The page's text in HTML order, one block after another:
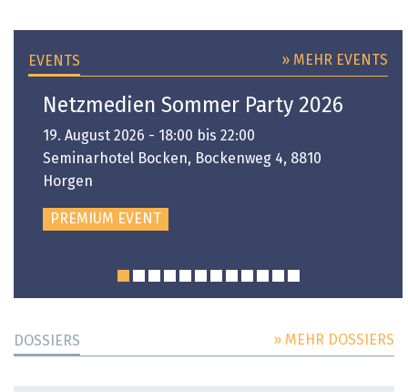
EVENTS » MEHR EVENTS
Netzmedien Sommer Party 2026
19. August 2026 - 18:00 bis 22:00
Seminarhotel Bocken, Bockenweg 4, 8810
Horgen
PREMIUM EVENT
DOSSIERS » MEHR DOSSIERS